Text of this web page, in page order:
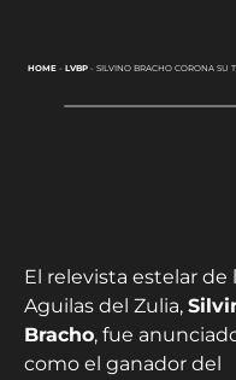
HOME- LVBP- SILVINO BRACHO CORONA SU
El relevista estelar de
Aguilas del Zulia,
Bracho, fue
como el ganador del